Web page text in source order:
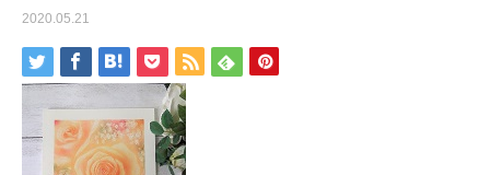
2020.05.21